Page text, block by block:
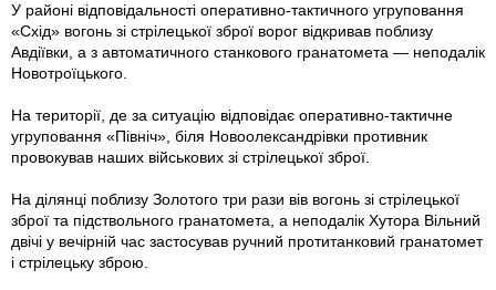
У районі відповідальності оперативно-тактичного угруповання
«Схід» вогонь зі стрілецької зброї ворог відкривав поблизу
Авдіївки, а з автоматичного станкового гранатомета — неподалік
Новотроїцького.
На території, де за ситуацію відповідає оперативно-тактичне
угруповання «Північ», біля Новоолександрівки противник
провокував наших військових зі стрілецької зброї.
На ділянці поблизу Золотого три рази вів вогонь зі стрілецької
зброї та підствольного гранатомета, а неподалік Хутора Вільний
двічі у вечірній час застосував ручний протитанковий гранатомет
i стрілецьку зброю.